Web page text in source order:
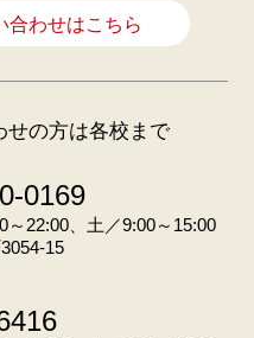
合わせはこちら
せの方は各校まで
0169
22:00、土／9:00～15:00
15